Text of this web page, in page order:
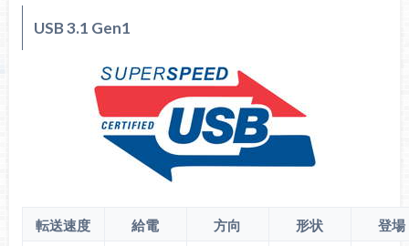
USB 3.1 Gen1
転送速度 給電 方向 形状 登場